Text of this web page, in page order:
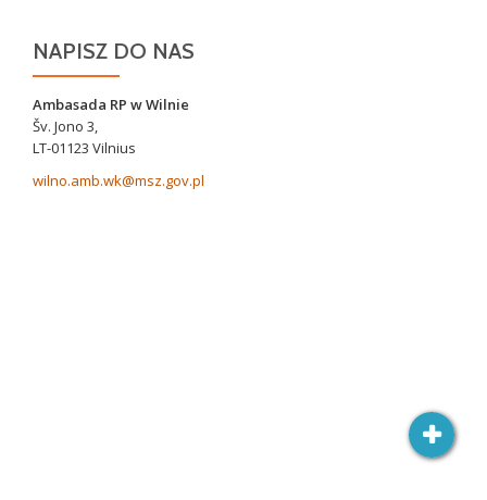
NAPISZ DO NAS
Ambasada RP w Wilnie
Šv. Jono 3,
LT-01123 Vilnius
wilno.amb.wk@msz.gov.pl